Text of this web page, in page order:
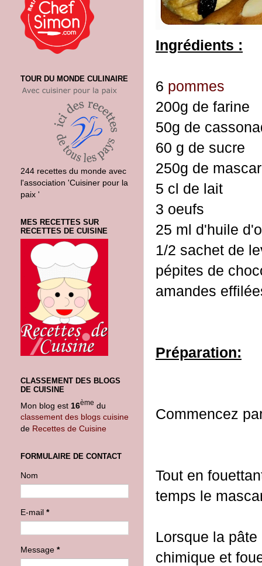
Ingrédients :
6 pommes
200g de farine
50g de
60 g de sucre
250g de
5 cl de lait
3 oeufs
25 ml d'huile
1/2 sachet de
pépites de
amandes
Préparation:
Commencez
Tout en
temps le
Lorsque la
chimique et
TOUR DU MONDE CULINAIRE
244 recettes du monde avec
l'association 'Cuisiner pour la
paix '
MES RECETTES SUR
RECETTES DE CUISINE
CLASSEMENT DES BLOGS
DE CUISINE
Mon blog est 16ème du
classement des blogs cuisine
de Recettes de Cuisine
FORMULAIRE DE CONTACT
Nom
E-mail *
Message *